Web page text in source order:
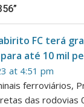
FC terá
até 10 mil
at 4:51 pm
ferroviários,
das rodovias